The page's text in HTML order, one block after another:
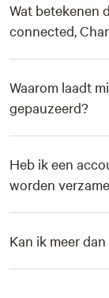
Wat betekenen
connected,
Waarom laadt
gepauzeerd?
Heb ik een
worden
Kan ik meer